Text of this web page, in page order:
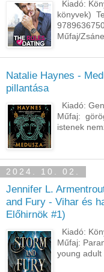
Kiadó:
könyvek)
Műfaj/
Natalie Haynes -
pillantása
Kiadó:
Műfaj:
istenek
2024. 10. 02.
Jennifer L.
and Fury - Vihar és
Előhirnök #1)
Kiadó:
Műfaj:
young adult